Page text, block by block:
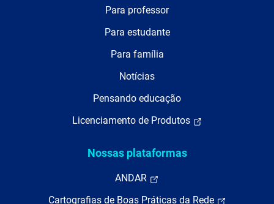
Para professor
Para estudante
Para família
Notícias
Pensando educação
Licenciamento de Produtos
Nossas plataformas
ANDAR
Cartografias de Boas Práticas da Rede